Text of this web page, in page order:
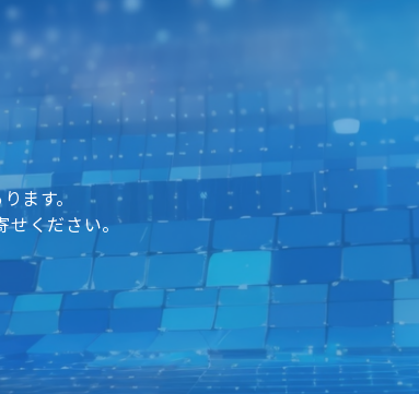
ます。
せください。